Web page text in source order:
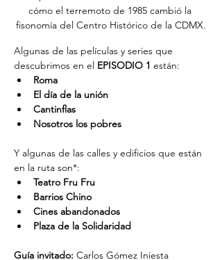
cómo el terremoto de 1985 cambió la
fisonomía del Centro Histórico de la CDMX.
Algunas de las películas y series que
descubrimos en el EPISODIO 1 están:
Roma
El día de la unión
Cantinflas
Nosotros los pobres
Y algunas de las calles y edificios que están
en la ruta son*:
Teatro Fru Fru
Barrios Chino
Cines abandonados
Plaza de la Solidaridad
Guía invitado: Carlos Gómez Iniesta